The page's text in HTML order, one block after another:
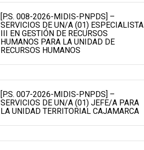
[P.S. 008-2026-MIDIS-PNPDS] –
SERVICIOS DE UN/A (01) ESPECIALISTA
III EN GESTIÓN DE RECURSOS
HUMANOS PARA LA UNIDAD DE
RECURSOS HUMANOS
[P.S. 007-2026-MIDIS-PNPDS] –
SERVICIOS DE UN/A (01) JEFE/A PARA
LA UNIDAD TERRITORIAL CAJAMARCA